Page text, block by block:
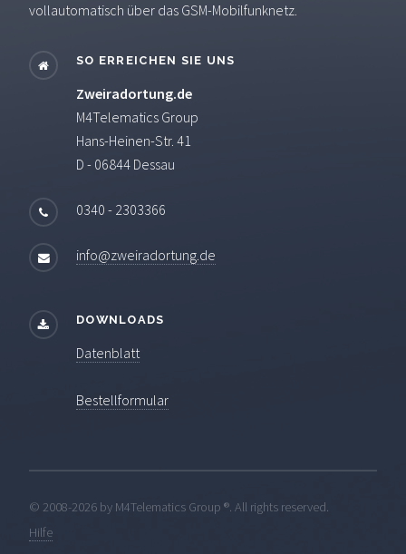
vollautomatisch über das GSM-Mobilfunknetz.
SO ERREICHEN SIE UNS
Zweiradortung.de
M4Telematics Group
Hans-Heinen-Str. 41
D - 06844 Dessau
0340 - 2303366
info@zweiradortung.de
DOWNLOADS
Datenblatt
Bestellformular
© 2008-2026 by M4Telematics Group ®. All rights reserved.
Hilfe